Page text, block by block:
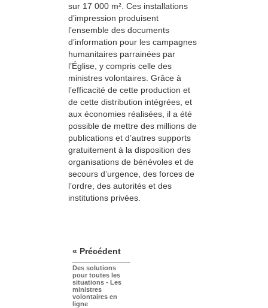
sur 17 000 m². Ces installations
d’impression produisent
l’ensemble des documents
d’information pour les campagnes
humanitaires parrainées par
l’Église, y compris celle des
ministres volontaires. Grâce à
l’efficacité de cette production et
de cette distribution intégrées, et
aux économies réalisées, il a été
possible de mettre des millions de
publications et d’autres supports
gratuitement à la disposition des
organisations de bénévoles et de
secours d’urgence, des forces de
l’ordre, des autorités et des
institutions privées.
« Précédent
Des solutions
pour toutes les
situations - Les
ministres
volontaires en
ligne